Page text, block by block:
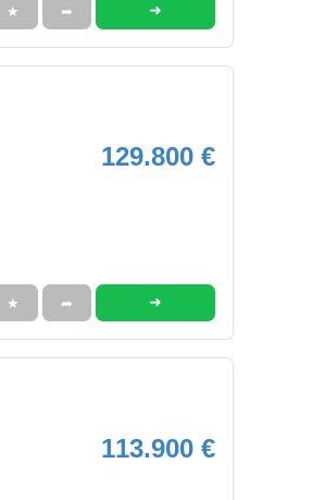
★ ➦ ➜
129.800 €
★ ➦ ➜
113.900 €